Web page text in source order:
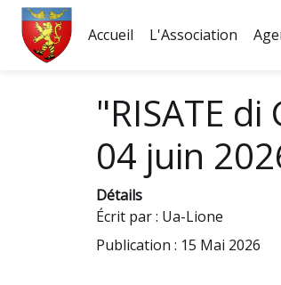
Accueil L'Association
"RISATE
04 juin
Détails
Écrit par : Ua-Lione
Publication : 15 Mai 2026